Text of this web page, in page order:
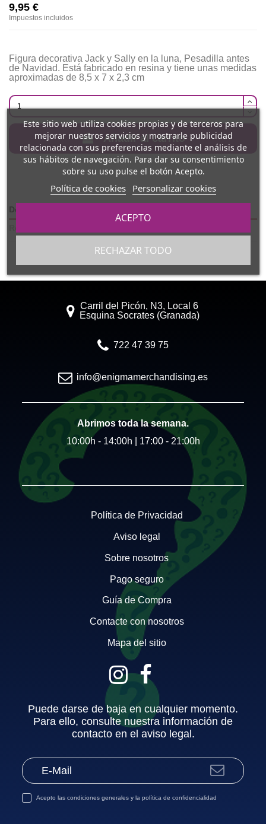
9,95 €
Impuestos incluidos
Figura decorativa Jack y Sally en la luna, Pesadilla antes
de Navidad. Está fabricado en resina y tiene unas medidas
aproximadas de 8,5 x 7 x 2,3 cm
Añadir al carrito
Detalles del producto
Carril del Picón, N3, Local 6
Esquina Socrates (Granada)
722 47 39 75
info@enigmamerchandising.es
Abrimos toda la semana.
10:00h - 14:00h | 17:00 - 21:00h
Política de Privacidad
Aviso legal
Sobre nosotros
Pago seguro
Guía de Compra
Contacte con nosotros
Mapa del sitio
Este sitio web utiliza cookies propias y de terceros para
mejorar nuestros servicios y mostrarle publicidad
relacionada con sus preferencias mediante el análisis de
sus hábitos de navegación. Para dar su consentimiento
sobre su uso pulse el botón Acepto.
Política de cookies Personalizar cookies
RECHAZAR TODO
ACEPTO
Puede darse de baja en cualquier momento.
Para ello, consulte nuestra información de
contacto en el aviso legal.
Acepto lascondiciones generales y lapolítica de confidencialidad